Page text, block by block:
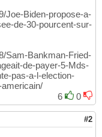
Joe-Biden-propose-a-
de-30-pourcent-sur-
Sam-Bankman-Fried-
de-payer-5-Mds-
pas-a-l-election-
6
0
#2